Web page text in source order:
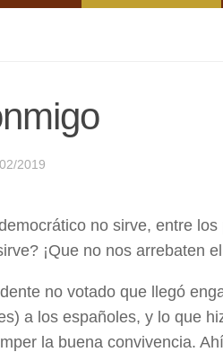
2019
no sirve, entre
¡Que no nos arrebaten
no votado que llegó
a los españoles, y lo que
la buena convivencia.